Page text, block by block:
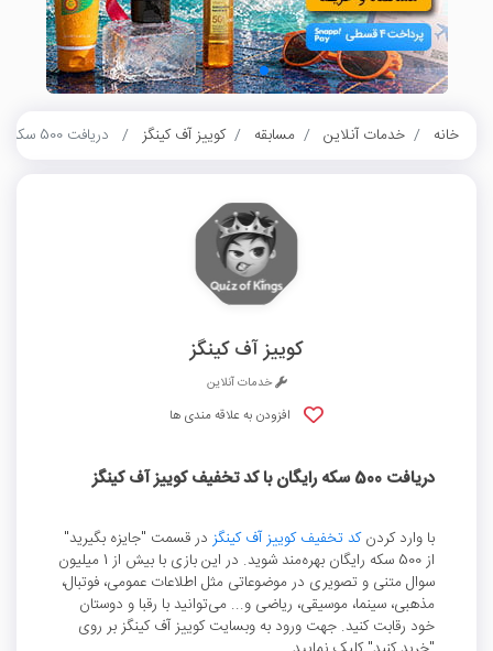
خانه خدمات آنلاین مسابقه کوییز آف کینگز دریافت 500 سکه رایگان با کد تخفیف کوییز آف کینگز
کوییز آف کینگز
خدمات آنلاین
افزودن به علاقه مندی ها
دریافت 500 سکه رایگان با کد تخفیف کوییز آف کینگز
با وارد کردنکد تخفیف کوییز آف کینگز در قسمت "جایزه بگیرید"
از 500 سکه رایگان بهره‌مند شوید. در این بازی با بیش از 1 میلیون
سوال متنی و تصویری در موضوعاتی مثل اطلاعات عمومی، فوتبال،
مذهبی، سینما، موسیقی، ریاضی و... می‌توانید با رقبا و دوستان
خود رقابت کنید. جهت ورود به وبسایت کوییز آف کینگز بر روی